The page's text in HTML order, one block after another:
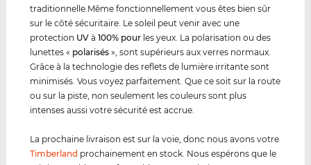
traditionnelle.Même fonctionnellement vous êtes bien sûr
sur le côté sécuritaire. Le soleil peut venir avec une
protection UV à100% pour les yeux. La polarisation ou des
lunettes « polarisés », sont supérieurs aux verres normaux.
Grâce à la technologie des reflets de lumière irritante sont
minimisés. Vous voyez parfaitement. Que ce soit sur la route
ou sur la piste, non seulement les couleurs sont plus
intenses aussi votre sécurité est accrue.
La prochaine livraison est sur la voie, donc nous avons votre
Timberland prochainement en stock. Nous espérons que le